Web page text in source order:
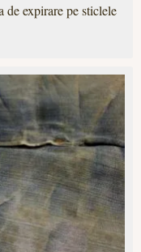
expirare pe sticlele